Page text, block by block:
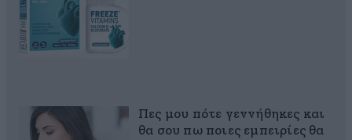
Πες μου πότε γεννήθηκες και
θα σου πω ποιες εμπειρίες θα